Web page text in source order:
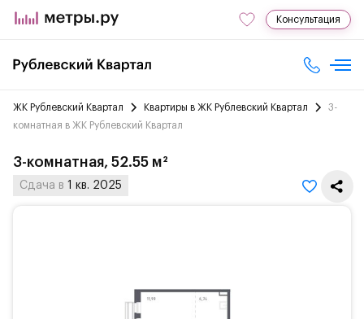
Консультация
ЖК Рублевский Квартал Квартиры в ЖК Рублевский Квартал
3-
комнатная в ЖК Рублевский Квартал
3-комнатная, 52.55 м²
Сдача в 1 кв. 2025